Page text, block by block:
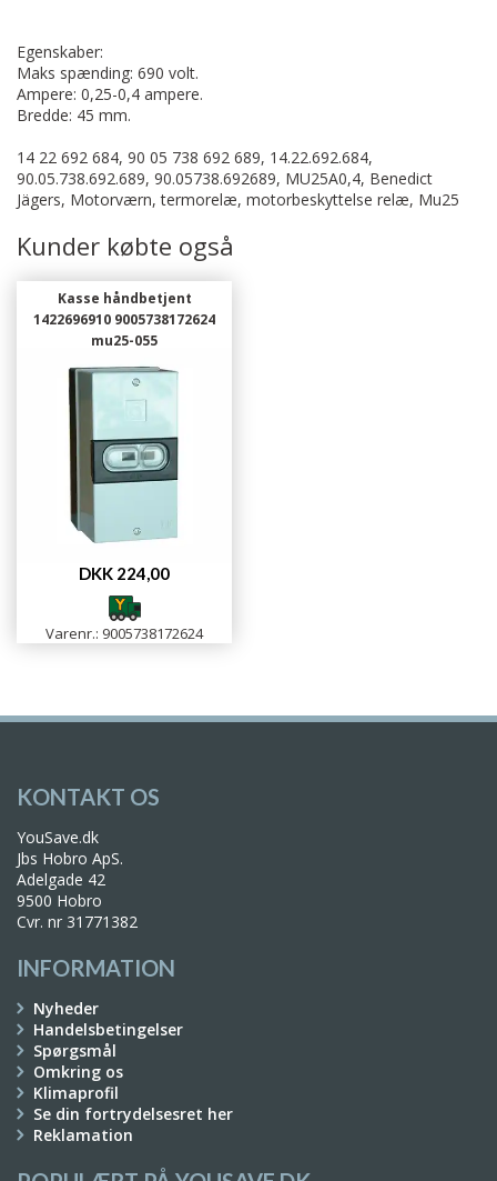
Egenskaber:
Maks spænding: 690 volt.
Ampere: 0,25-0,4 ampere.
Bredde: 45 mm.
14 22 692 684, 90 05 738 692 689, 14.22.692.684,
90.05.738.692.689, 90.05738.692689, MU25A0,4, Benedict
Jägers, Motorværn, termorelæ, motorbeskyttelse relæ, Mu25
Kunder købte også
Kasse håndbetjent
1422696910 9005738172624
mu25-055
DKK 224,00
Varenr.: 9005738172624
KONTAKT OS
YouSave.dk
Jbs Hobro ApS.
Adelgade 42
9500 Hobro
Cvr. nr 31771382
INFORMATION
Nyheder
Handelsbetingelser
Spørgsmål
Omkring os
Klimaprofil
Se din fortrydelsesret her
Reklamation